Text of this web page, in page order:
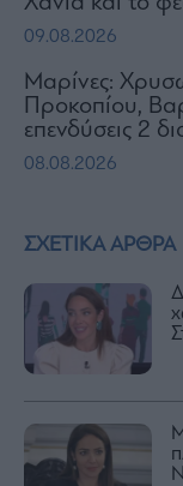
ΣΧΕΤΙΚΑ ΑΡΘΡΑ
09.08.2026
Μαρίνες:
Προκοπίου,
επενδύσεις 2
08.08.2026